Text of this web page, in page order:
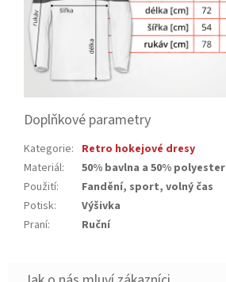
Doplňkové parametry
Kategorie: Retro hokejové dresy
Materiál:
50% bavlna a 50% polyester
Použití:
Fandění, sport, volný čas
Potisk:
Výšivka
Praní: Ruční